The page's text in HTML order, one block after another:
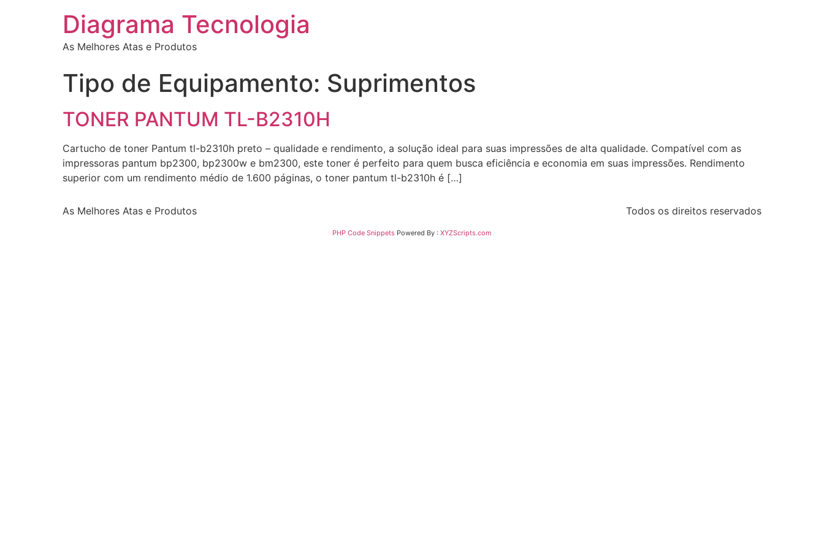
Diagrama Tecnologia
As Melhores Atas e Produtos
Tipo de Equipamento: Suprimentos
TONER PANTUM TL-B2310H
Cartucho de toner Pantum tl-b2310h preto – qualidade e rendimento, a solução ideal para suas impressões de alta qualidade. Compatível com as
impressoras pantum bp2300, bp2300w e bm2300, este toner é perfeito para quem busca eficiência e economia em suas impressões. Rendimento
superior com um rendimento médio de 1.600 páginas, o toner pantum tl-b2310h é […]
As Melhores Atas e Produtos Todos os direitos reservados
PHP Code Snippets Powered By : XYZScripts.com